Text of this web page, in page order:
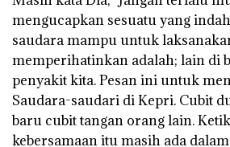
mengucapkan sesuatu yang
saudara mampu untuk
memperihatinkan adalah; lain di
penyakit kita. Pesan ini untuk
Saudara-saudari di Kepri. Cubit
baru cubit tangan orang lain.
kebersamaan itu masih ada